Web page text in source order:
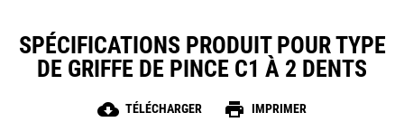
SPÉCIFICATIONS PRODUIT POUR TYPE
DE GRIFFE DE PINCE C1 À 2 DENTS
cloud_download TÉLÉCHARGER print IMPRIMER